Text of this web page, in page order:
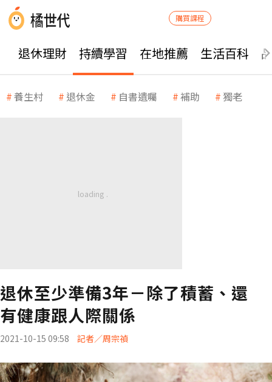
購買課程
退休理財 持續學習 在地推薦 生活百科
養生村 退休金 自書遺囑 補助 獨老
退休至少準備3年－除了積蓄、還
有健康跟人際關係
2021-10-15 09:58 記者／周宗禎